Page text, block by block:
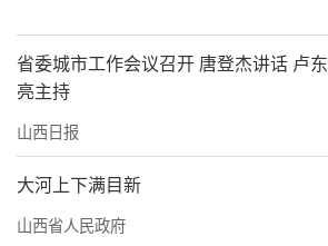
省委城市工作会议召开 唐登杰讲话 卢东
亮主持
山西日报
大河上下满目新
山西省人民政府